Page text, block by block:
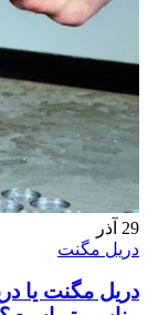
29 آذر
دریل مگنت
دریل مگنت یا